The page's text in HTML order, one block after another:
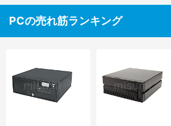
PCの売れ筋ランキング